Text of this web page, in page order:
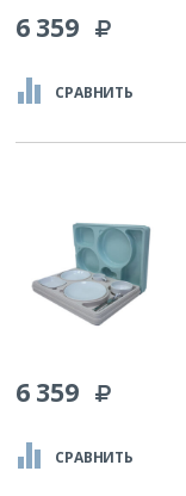
6 359
СРАВНИТЬ
6 359
СРАВНИТЬ